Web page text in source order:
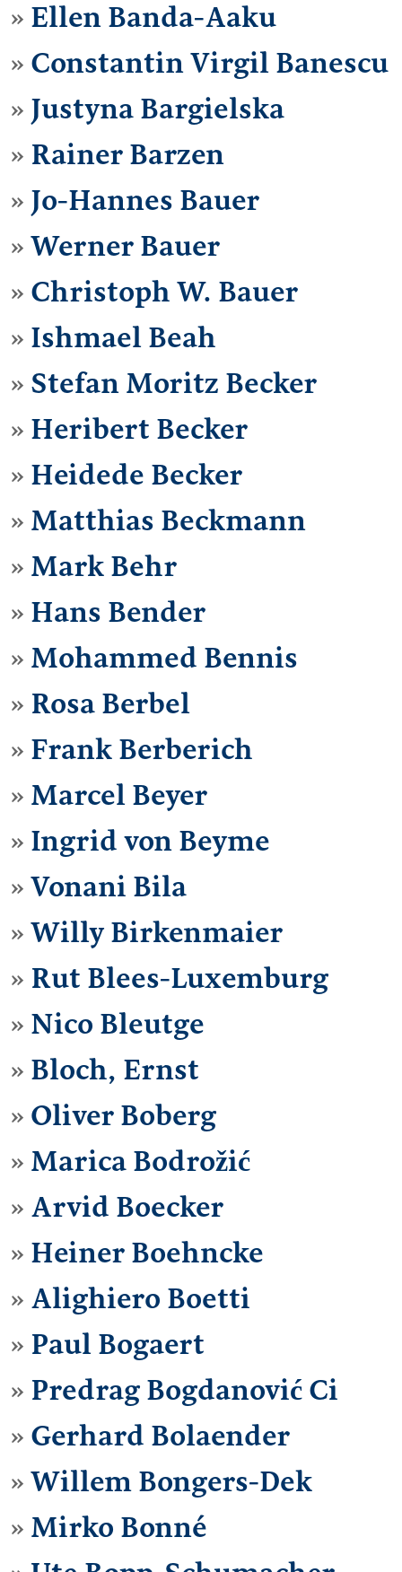
Ellen Banda-Aaku
Constantin Virgil Banescu
Justyna Bargielska
Rainer Barzen
Jo-Hannes Bauer
Werner Bauer
Christoph W. Bauer
Ishmael Beah
Stefan Moritz Becker
Heribert Becker
Heidede Becker
Matthias Beckmann
Mark Behr
Hans Bender
Mohammed Bennis
Rosa Berbel
Frank Berberich
Marcel Beyer
Ingrid von Beyme
Vonani Bila
Willy Birkenmaier
Rut Blees-Luxemburg
Nico Bleutge
Bloch, Ernst
Oliver Boberg
Marica Bodrožić
Arvid Boecker
Heiner Boehncke
Alighiero Boetti
Paul Bogaert
Predrag Bogdanović Ci
Gerhard Bolaender
Willem Bongers-Dek
Mirko Bonné